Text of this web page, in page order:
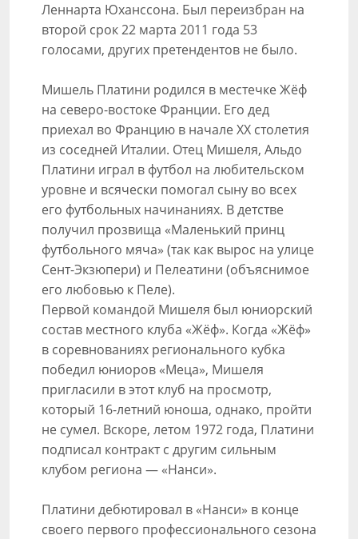
Леннарта Юханссона. Был переизбран на
второй срок 22 марта 2011 года 53
голосами, других претендентов не было.
Мишель Платини родился в местечке Жёф
на северо-востоке Франции. Его дед
приехал во Францию в начале XX столетия
из соседней Италии. Отец Мишеля, Альдо
Платини играл в футбол на любительском
уровне и всячески помогал сыну во всех
его футбольных начинаниях. В детстве
получил прозвища «Маленький принц
футбольного мяча» (так как вырос на улице
Сент-Экзюпери) и Пелеатини (объяснимое
его любовью к Пеле).
Первой командой Мишеля был юниорский
состав местного клуба «Жёф». Когда «Жёф»
в соревнованиях регионального кубка
победил юниоров «Меца», Мишеля
пригласили в этот клуб на просмотр,
который 16-летний юноша, однако, пройти
не сумел. Вскоре, летом 1972 года, Платини
подписал контракт с другим сильным
клубом региона — «Нанси».
Платини дебютировал в «Нанси» в конце
своего первого профессионального сезона